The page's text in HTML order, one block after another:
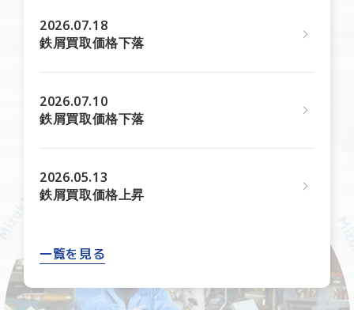
2026.07.18
鉄屑買取価格下落
2026.07.10
鉄屑買取価格下落
2026.05.13
鉄屑買取価格上昇
一覧を見る